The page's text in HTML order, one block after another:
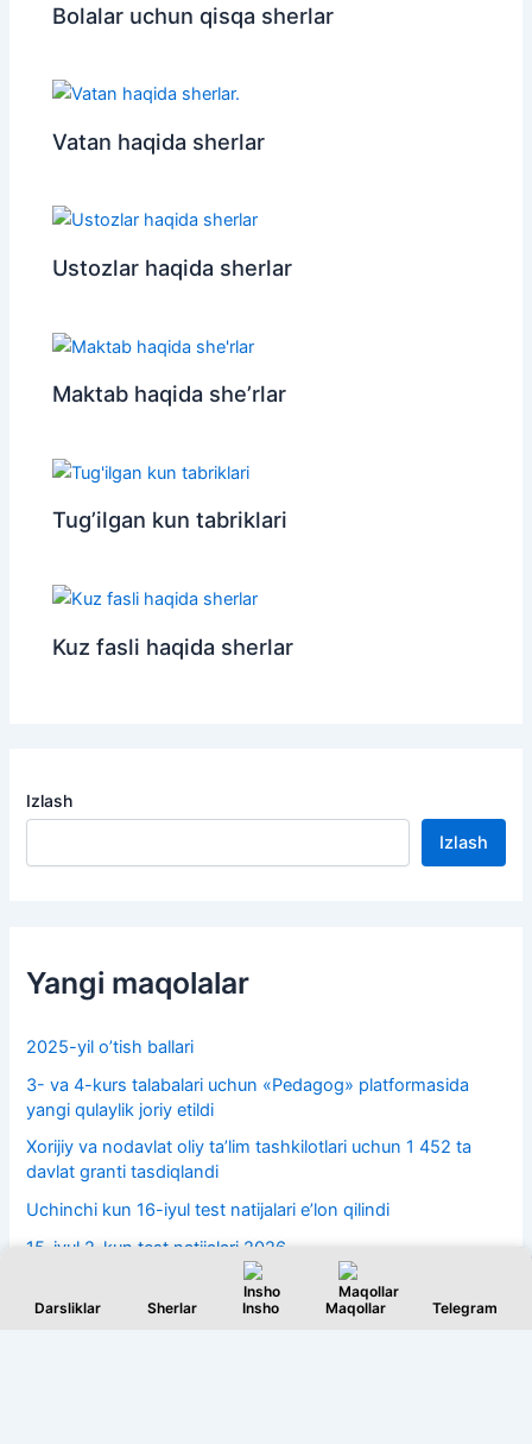
Bolalar uchun qisqa sherlar
Vatan haqida sherlar
Ustozlar haqida sherlar
Maktab haqida she’rlar
Tug’ilgan kun tabriklari
Kuz fasli haqida sherlar
Izlash
Izlash
Yangi maqolalar
2025-yil o’tish ballari
3- va 4-kurs talabalari uchun «Pedagog» platformasida
yangi qulaylik joriy etildi
Xorijiy va nodavlat oliy taʼlim tashkilotlari uchun 1 452 ta
davlat granti tasdiqlandi
Uchinchi kun 16-iyul test natijalari e’lon qilindi
15-iyul 2-kun test natijalari 2026
Darsliklar Sherlar Insho Maqollar Telegram